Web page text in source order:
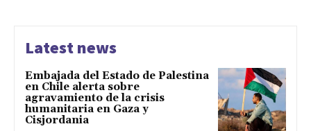
Latest news
Embajada del Estado de Palestina
en Chile alerta sobre
agravamiento de la crisis
humanitaria en Gaza y
Cisjordania